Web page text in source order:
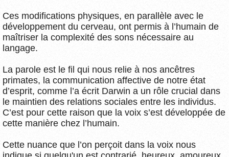
Ces modifications physiques, en parallèle avec le
développement du cerveau, ont permis à l’humain de
maîtriser la complexité des sons nécessaire au
langage.
La parole est le fil qui nous relie à nos ancêtres
primates, la communication affective de notre état
d’esprit, comme l’a écrit Darwin a un rôle crucial dans
le maintien des relations sociales entre les individus.
C’est pour cette raison que la voix s’est développée de
cette manière chez l’humain.
Cette nuance que l’on perçoit dans la voix nous